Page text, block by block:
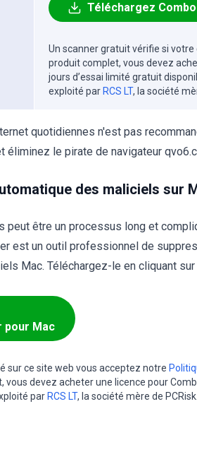
Téléchargez
Un scanner gratuit vérifie si
produit complet, vous devez
jours d’essai limité gratuit
exploité par RCS LT, la société
quotidiennes n'est pas
le pirate de navigateur
des maliciels sur
peut être un processus long et
est un outil professionnel de
Mac. Téléchargez-le en cliquant
pour Mac
sur ce site web vous acceptez notre
vous devez acheter une licence pour
par RCS LT, la société mère de PCRisk.